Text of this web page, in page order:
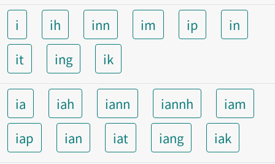
i ih inn im ip
in
it
ing ik
ia iah iann iannh
iam
iap
ian iat iang iak